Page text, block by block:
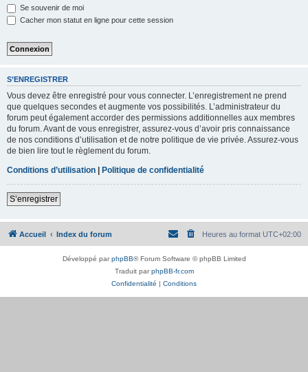
Se souvenir de moi
Cacher mon statut en ligne pour cette session
S’ENREGISTRER
Vous devez être enregistré pour vous connecter. L’enregistrement ne prend
que quelques secondes et augmente vos possibilités. L’administrateur du
forum peut également accorder des permissions additionnelles aux membres
du forum. Avant de vous enregistrer, assurez-vous d’avoir pris connaissance
de nos conditions d’utilisation et de notre politique de vie privée. Assurez-vous
de bien lire tout le règlement du forum.
Conditions d’utilisation | Politique de confidentialité
S’enregistrer
Accueil Index du forum Heures au format UTC+02:00
Développé parphpBB® Forum Software © phpBB Limited
Traduit parphpBB-fr.com
Confidentialité | Conditions